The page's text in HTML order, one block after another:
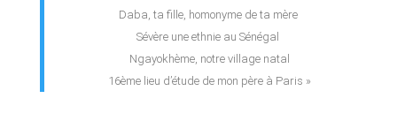
Daba, ta fille, homonyme de ta mère
Sévère une ethnie au Sénégal
Ngayokhème, notre village natal
16ème lieu d’étude de mon père à Paris »